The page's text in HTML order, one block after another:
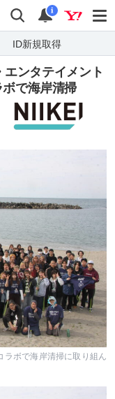
検索 通知
i
ID新規取得
エンタテイメント
で海岸清掃
ラボで海岸清掃に取り組ん